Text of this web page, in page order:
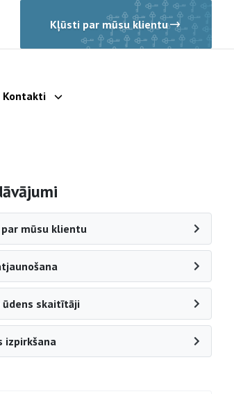
Kļūsti par mūsu klientu
apakšizvēlni
Kontakti Parādīt apakšizvēlni
mūsu klientu
ūdens skaitītāji
izpirkšana